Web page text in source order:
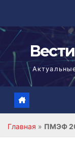
Главная » ПМЭФ